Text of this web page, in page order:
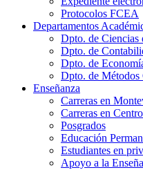
Protocolos FCEA
Departamentos
Dpto. de Ciencias
Dpto. de
Dpto. de
Dpto. de Métodos
Enseñanza
Carreras en
Carreras en
Posgrados
Educación
Estudiantes en
Apoyo a la